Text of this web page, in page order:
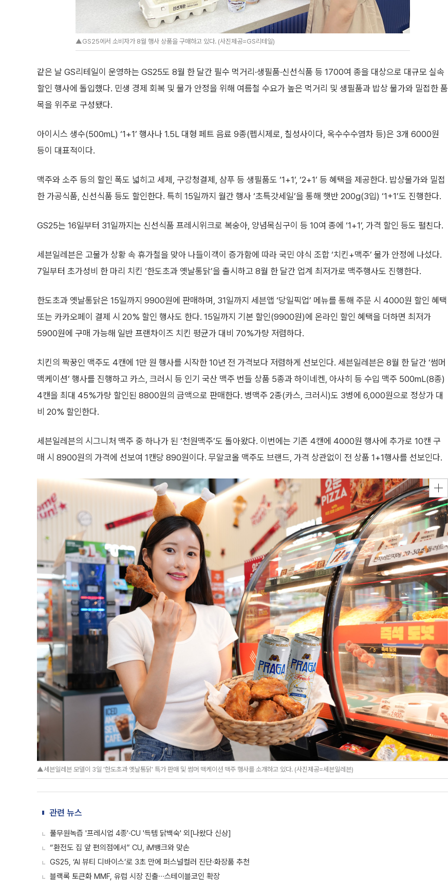
▲GS25에서 소비자가 8월 행사 상품을 구매하고 있다. (사진제공=GS리테일)
같은 날 GS리테일이 운영하는 GS25도 8월 한 달간 필수 먹거리·생필품·신선식품 등 1700여 종을 대상으로 대규모 실속
할인 행사에 돌입했다. 민생 경제 회복 및 물가 안정을 위해 여름철 수요가 높은 먹거리 및 생필품과 밥상 물가와 밀접한 품
목을 위주로 구성됐다.
아이시스 생수(500mL) ‘1+1’ 행사나 1.5L 대형 페트 음료 9종(펩시제로, 칠성사이다, 옥수수수염차 등)은 3개 6000원
등이 대표적이다.
맥주와 소주 등의 할인 폭도 넓히고 세제, 구강청결제, 샴푸 등 생필품도 ‘1+1’, ‘2+1’ 등 혜택을 제공한다. 밥상물가와 밀접
한 가공식품, 신선식품 등도 할인한다. 특히 15일까지 월간 행사 ‘초특갓세일’을 통해 햇반 200g(3입) ‘1+1’도 진행한다.
GS25는 16일부터 31일까지는 신선식품 프레시위크로 복숭아, 양념목심구이 등 10여 종에 ‘1+1’, 가격 할인 등도 펼친다.
세븐일레븐은 고물가 상황 속 휴가철을 맞아 나들이객이 증가함에 따라 국민 야식 조합 ‘치킨+맥주’ 물가 안정에 나섰다.
7일부터 초가성비 한 마리 치킨 ‘한도초과 옛날통닭’을 출시하고 8월 한 달간 업계 최저가로 맥주행사도 진행한다.
한도초과 옛날통닭은 15일까지 9900원에 판매하며, 31일까지 세븐앱 ‘당일픽업’ 메뉴를 통해 주문 시 4000원 할인 혜택
또는 카카오페이 결제 시 20% 할인 행사도 한다. 15일까지 기본 할인(9900원)에 온라인 할인 혜택을 더하면 최저가
5900원에 구매 가능해 일반 프랜차이즈 치킨 평균가 대비 70%가량 저렴하다.
치킨의 짝꿍인 맥주도 4캔에 1만 원 행사를 시작한 10년 전 가격보다 저렴하게 선보인다. 세븐일레븐은 8월 한 달간 ‘썸머
맥케이션’ 행사를 진행하고 카스, 크러시 등 인기 국산 맥주 번들 상품 5종과 하이네켄, 아사히 등 수입 맥주 500mL(8종)
4캔을 최대 45%가량 할인된 8800원의 금액으로 판매한다. 병맥주 2종(카스, 크러시)도 3병에 6,000원으로 정상가 대
비 20% 할인한다.
세븐일레븐의 시그니처 맥주 중 하나가 된 ‘천원맥주’도 돌아왔다. 이번에는 기존 4캔에 4000원 행사에 추가로 10캔 구
매 시 8900원의 가격에 선보여 1캔당 890원이다. 무알코올 맥주도 브랜드, 가격 상관없이 전 상품 1+1행사를 선보인다.
▲세븐일레븐 모델이 3일 '한도초과 옛날통닭' 특가 판매 및 썸머 맥케이션 맥주 행사를 소개하고 있다. (사진제공=세븐일레븐)
관련 뉴스
풀무원녹즙 '프레시업 4종'·CU '득템 닭백숙' 외[나왔다 신상]
“환전도 집 앞 편의점에서” CU, iM뱅크와 맞손
GS25, ‘AI 뷰티 디바이스’로 3초 만에 퍼스널컬러 진단·화장품 추천
블랙록 토큰화 MMF, 유럽 시장 진출∙∙∙스테이블코인 확장